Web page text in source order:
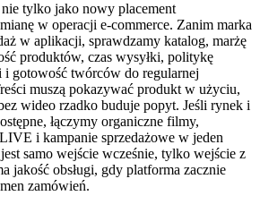
tylko jako nowy placement
w operacji e-commerce. Zanim marka
w aplikacji, sprawdzamy katalog, marżę
produktów, czas wysyłki, politykę
i gotowość twórców do regularnej
muszą pokazywać produkt w użyciu,
wideo rzadko buduje popyt. Jeśli rynek i
łączymy organiczne filmy,
i kampanie sprzedażowe w jeden
samo wejście wcześnie, tylko wejście z
jakość obsługi, gdy platforma zacznie
zamówień.